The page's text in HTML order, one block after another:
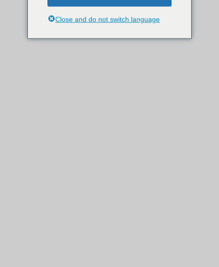
Close and do not switch language